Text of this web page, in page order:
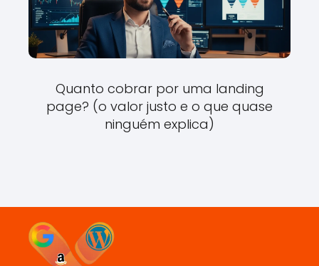
Quanto cobrar por uma landing
page? (o valor justo e o que quase
ninguém explica)